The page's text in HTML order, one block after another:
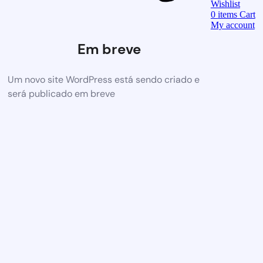
Em breve
Um novo site WordPress está sendo criado e
será publicado em breve
Wishlist
0 items Cart
My account